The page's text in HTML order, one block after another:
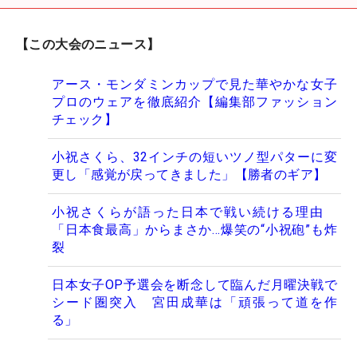
【この大会のニュース】
アース・モンダミンカップで見た華やかな女子
プロのウェアを徹底紹介【編集部ファッション
チェック】
小祝さくら、32インチの短いツノ型パターに変
更し「感覚が戻ってきました」【勝者のギア】
小祝さくらが語った日本で戦い続ける理由
「日本食最高」からまさか…爆笑の“小祝砲”も炸
裂
日本女子OP予選会を断念して臨んだ月曜決戦で
シード圏突入 宮田成華は「頑張って道を作
る」